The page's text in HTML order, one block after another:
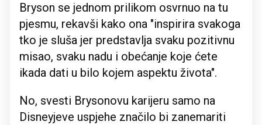
Bryson se jednom prilikom osvrnuo na tu
pjesmu, rekavši kako ona "inspirira svakoga
tko je sluša jer predstavlja svaku pozitivnu
misao, svaku nadu i obećanje koje ćete
ikada dati u bilo kojem aspektu života".
No, svesti Brysonovu karijeru samo na
Disneyjeve uspjehe značilo bi zanemariti